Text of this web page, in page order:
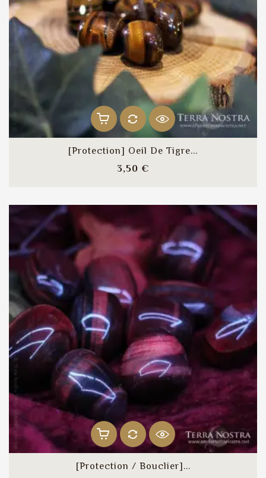
[Protection] Oeil De Tigre...
3,50 €
[Protection / Bouclier]...